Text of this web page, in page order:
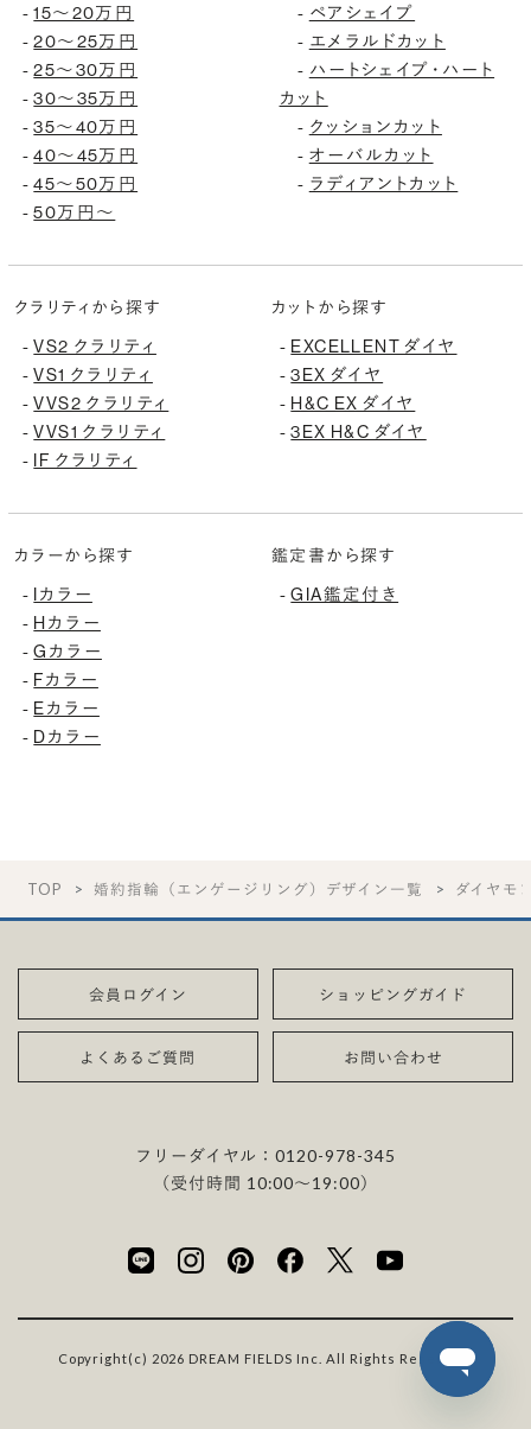
-15〜20万円
-20〜25万円
-25〜30万円
-30〜35万円
-35〜40万円
-40〜45万円
-45〜50万円
-50万円〜
- ペアシェイプ
- エメラルドカット
- ハートシェイプ・ハート
カット
- クッションカット
- オーバルカット
- ラディアントカット
クラリティから探す
-VS2 クラリティ
-VS1 クラリティ
-VVS2 クラリティ
-VVS1 クラリティ
- IF クラリティ
カットから探す
- EXCELLENT ダイヤ
-3EX ダイヤ
- H&C EX ダイヤ
-3EX H&C ダイヤ
カラーから探す
- Iカラー
- Hカラー
-Gカラー
- Fカラー
- Eカラー
- Dカラー
鑑定書から探す
-GIA鑑定付き
TOP 婚約指輪（エンゲージリング）デザイン一覧 ダイヤモ
会員ログイン ショッピングガイド
よくあるご質問 お問い合わせ
フリーダイヤル：0120-978-345
（受付時間 10:00〜19:00）
Copyright(c) 2026 DREAM FIELDS Inc. All Rights Reserved.